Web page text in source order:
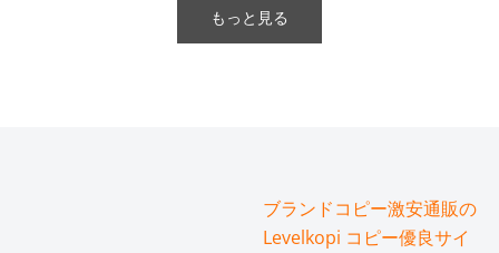
もっと見る
ブランドコピー激安通販の
Levelkopi コピー優良サイ